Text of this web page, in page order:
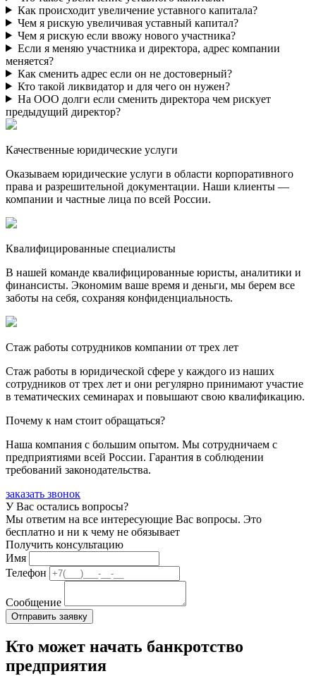
Как происходит увеличение уставного капитала?
Чем я рискую увеличивая уставный капитал?
Чем я рискую если ввожу нового участника?
Если я меняю участника и директора, адрес компании
меняется?
Как сменить адрес если он не достоверный?
Кто такой ликвидатор и для чего он нужен?
На ООО долги если сменить директора чем рискует
предыдущий директор?
Качественные юридические услуги
Оказываем юридические услуги в области корпоративного
права и разрешительной документации. Наши клиенты —
компании и частные лица по всей России.
Квалифицированные специалисты
В нашей команде квалифицированные юристы, аналитики и
финансисты. Экономим ваше время и деньги, мы берем все
заботы на себя, сохраняя конфиденциальность.
Стаж работы сотрудников компании от трех лет
Стаж работы в юридической сфере у каждого из наших
сотрудников от трех лет и они регулярно принимают участие
в тематических семинарах и повышают свою квалификацию.
Почему к нам стоит обращаться?
Наша компания с большим опытом. Мы сотрудничаем с
предприятиями всей России. Гарантия в соблюдении
требований законодательства.
заказать звонок
У Вас остались вопросы?
Мы ответим на все интересующие Вас вопросы. Это
бесплатно и ни к чему не обязывает
Получить консультацию
Имя
Телефон
Сообщение
Кто может начать банкротство
предприятия